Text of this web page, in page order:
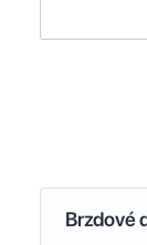
Brzdové